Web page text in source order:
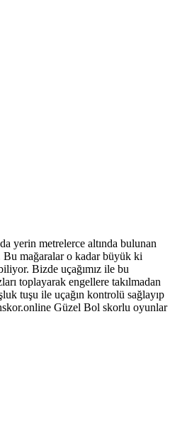
yerin metrelerce altında bulunan
Bu mağaralar o kadar büyük ki
Bizde uçağımız ile bu
toplayarak engellere takılmadan
tuşu ile uçağın kontrolü sağlayıp
Güzel Bol skorlu oyunlar